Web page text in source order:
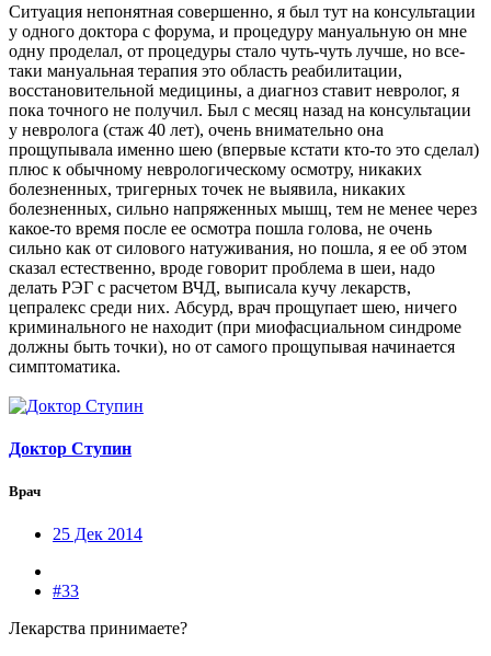
Ситуация непонятная совершенно, я был тут на консультации
у одного доктора с форума, и процедуру мануальную он мне
одну проделал, от процедуры стало чуть-чуть лучше, но все-
таки мануальная терапия это область реабилитации,
восстановительной медицины, а диагноз ставит невролог, я
пока точного не получил. Был с месяц назад на консультации
у невролога (стаж 40 лет), очень внимательно она
прощупывала именно шею (впервые кстати кто-то это сделал)
плюс к обычному неврологическому осмотру, никаких
болезненных, тригерных точек не выявила, никаких
болезненных, сильно напряженных мышц, тем не менее через
какое-то время после ее осмотра пошла голова, не очень
сильно как от силового натуживания, но пошла, я ее об этом
сказал естественно, вроде говорит проблема в шеи, надо
делать РЭГ с расчетом ВЧД, выписала кучу лекарств,
цепралекс среди них. Абсурд, врач прощупает шею, ничего
криминального не находит (при миофасциальном синдроме
должны быть точки), но от самого прощупывая начинается
симптоматика.
Доктор Ступин
Врач
25 Дек 2014
#33
Лекарства принимаете?